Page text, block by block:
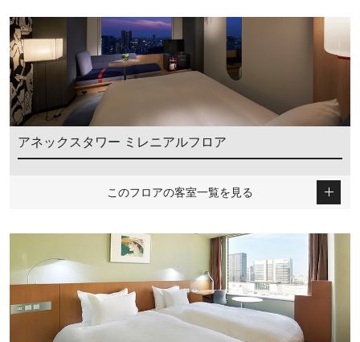
アネックスタワー ミレニアルフロア
このフロアの客室一覧を見る